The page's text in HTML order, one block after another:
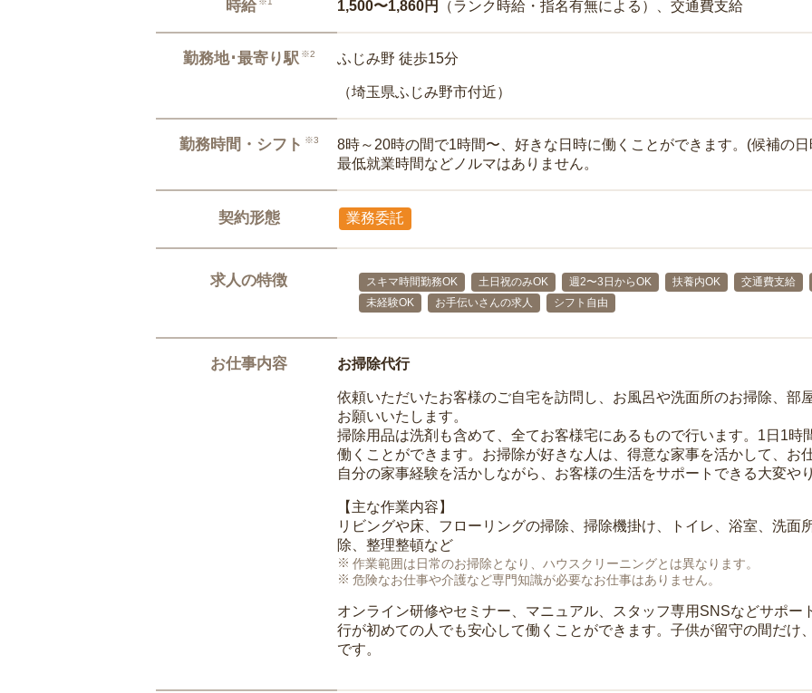
時給 1,500〜1,860円 （ランク時給・指名有無による）、交通費支給
勤務地･最寄り駅 ※2 ふじみ野 徒歩15分
（埼玉県ふじみ野市付近）
勤務時間・シフト ※3
8時～20時の間で1時間〜、好きな日時に働くことができます。(候補の
最低就業時間などノルマはありません。
契約形態 業務委託
求人の特徴 スキマ時間勤務OK 土日祝のみOK 週2〜3日からOK 扶養内OK 交通費支給
未経験OK
お手伝いさんの求人 シフト自由
お仕事内容 お掃除代行
依頼いただいたお客様のご自宅を訪問し、お風呂や洗面所のお掃除、部
お願いいたします。
掃除用品は洗剤も含めて、全てお客様宅にあるもので行います。1日1時
働くことができます。お掃除が好きな人は、得意な家事を活かして、お
自分の家事経験を活かしながら、お客様の生活をサポートできる大変や
【主な作業内容】
リビングや床、フローリングの掃除、掃除機掛け、トイレ、浴室、洗面
除、整理整頓など
作業範囲は日常のお掃除となり、ハウスクリーニングとは異なります。
危険なお仕事や介護など専門知識が必要なお仕事はありません。
オンライン研修やセミナー、マニュアル、スタッフ専用SNSなどサポー
行が初めての人でも安心して働くことができます。子供が留守の間だけ
です。